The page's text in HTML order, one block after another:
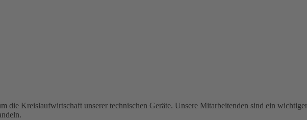
die Kreislaufwirtschaft unserer technischen Geräte. Unsere Mitarbeitenden sind ein wichtiger